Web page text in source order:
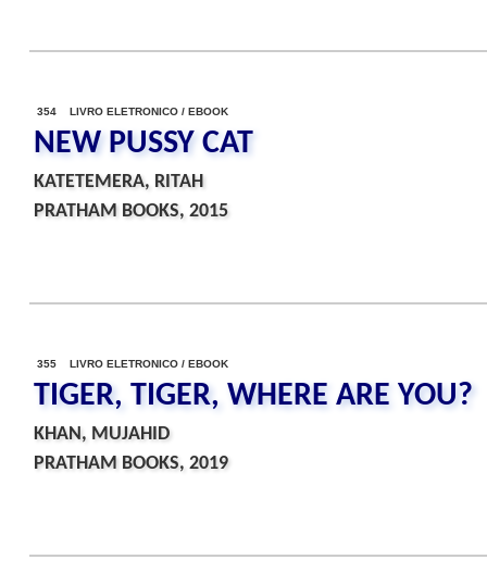
354 LIVRO ELETRONICO / EBOOK
NEW PUSSY CAT
KATETEMERA, RITAH
PRATHAM BOOKS, 2015
355 LIVRO ELETRONICO / EBOOK
TIGER, TIGER, WHERE ARE YOU?
KHAN, MUJAHID
PRATHAM BOOKS, 2019